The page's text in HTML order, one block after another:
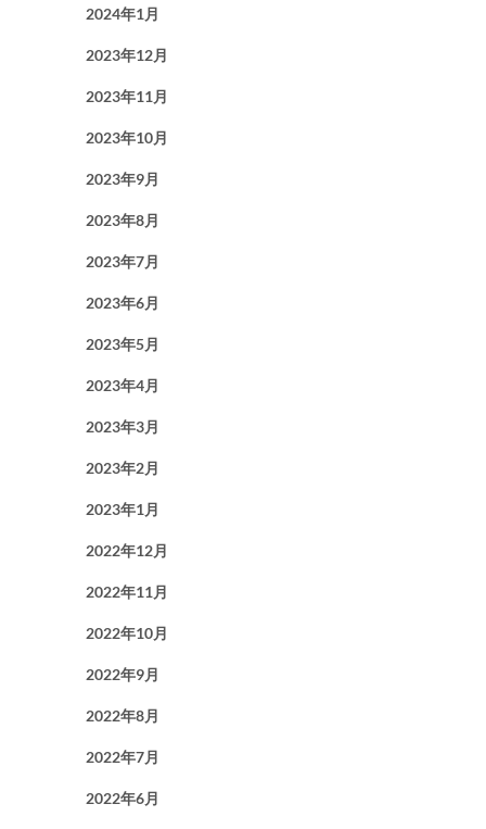
2024年1月
2023年12月
2023年11月
2023年10月
2023年9月
2023年8月
2023年7月
2023年6月
2023年5月
2023年4月
2023年3月
2023年2月
2023年1月
2022年12月
2022年11月
2022年10月
2022年9月
2022年8月
2022年7月
2022年6月